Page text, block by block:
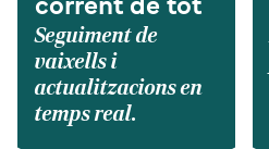
corrent de tot
Seguiment de
vaixells i
actualitzacions en
temps real.